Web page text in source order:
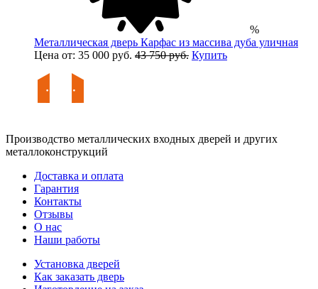
%
Металлическая дверь Карфас из массива дуба уличная
Цена от: 35 000 руб. 43 750 руб. Купить
Производство металлических входных дверей и других
металлоконструкций
Доставка и оплата
Гарантия
Контакты
Отзывы
О нас
Наши работы
Установка дверей
Как заказать дверь